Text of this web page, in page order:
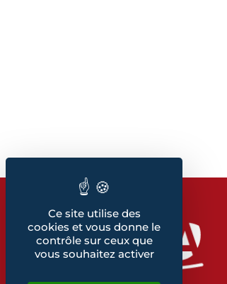
Ce site utilise des
cookies et vous donne le
contrôle sur ceux que
vous souhaitez activer